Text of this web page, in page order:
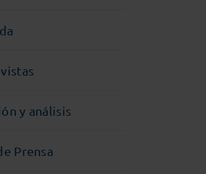
y análisis
Prensa